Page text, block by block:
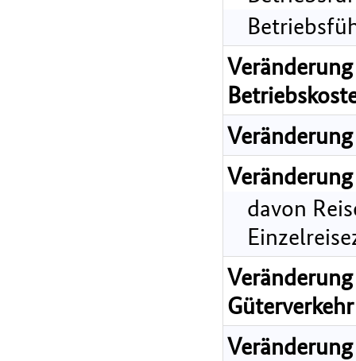
davon
Güterverkehr